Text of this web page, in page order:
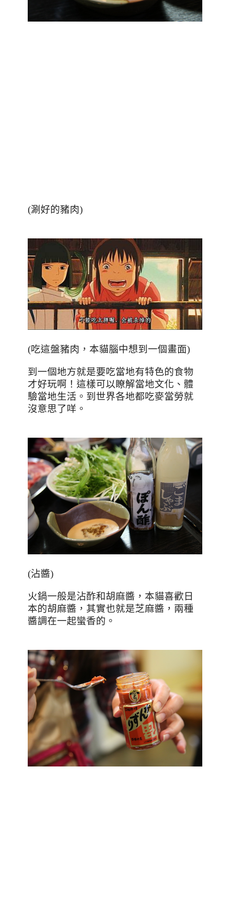
(涮好的豬肉)
(吃這盤豬肉，本貓腦中想到一個畫面)
到一個地方就是要吃當地有特色的食物
才好玩啊！這樣可以瞭解當地文化、體
驗當地生活。到世界各地都吃麥當勞就
沒意思了咩。
(沾醬)
火鍋一般是沾酢和胡麻醬，本貓喜歡日
本的胡麻醬，其實也就是芝麻醬，兩種
醬調在一起蠻香的。